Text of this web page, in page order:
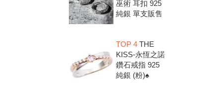
巫術 耳扣 925
純銀 單支販售
TOP 4THE
KISS-永恆之諾
鑽石戒指 925
純銀 (粉)♠